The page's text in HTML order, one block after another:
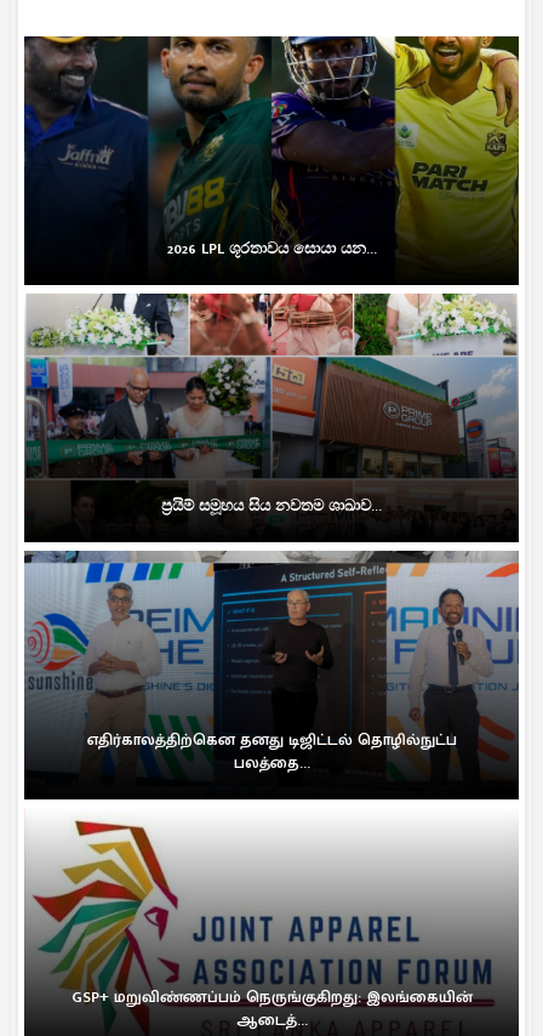
2026 LPL ශූරතාවය සොයා යන...
ප්‍රයිම් සමූහය සිය නවතම ශාඛාව...
எதிர்காலத்திற்கென தனது டிஜிட்டல் தொழில்நுட்ப
பலத்தை...
GSP+ மறுவிண்ணப்பம் நெருங்குகிறது: இலங்கையின்
ஆடைத்...